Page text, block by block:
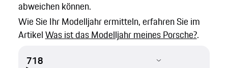
abweichen können.
Wie Sie Ihr Modelljahr ermitteln, erfahren Sie im
ArtikelWas ist das Modelljahr meines Porsche?.
718